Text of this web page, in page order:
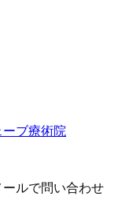
ブ療術院
ルで問い合わせ